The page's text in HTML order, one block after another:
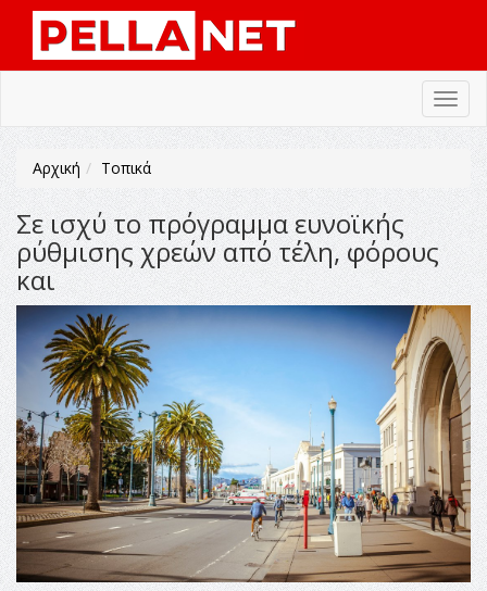
Αρχική Τοπικά
Σε ισχύ το πρόγραμμα ευνοϊκής
ρύθμισης χρεών από τέλη, φόρους
και